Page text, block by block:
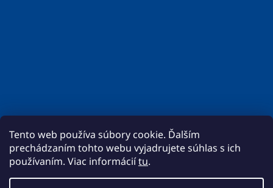
Tento web používa súbory cookie. Ďalším
prechádzaním tohto webu vyjadrujete súhlas s ich
používaním. Viac informáciítu.